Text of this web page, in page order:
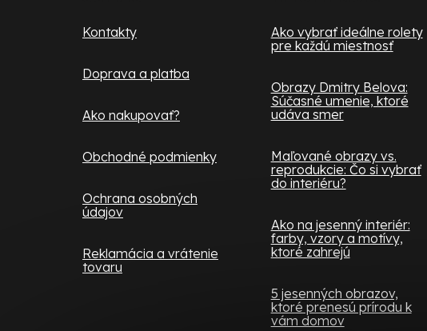
Kontakty
Doprava a platba
Ako nakupovať?
Obchodné podmienky
Ochrana osobných
údajov
Reklamácia a vrátenie
tovaru
Ako vybrať ideálne rolety
pre každú miestnosť
Obrazy Dmitry Belova:
Súčasné umenie, ktoré
udáva smer
Maľované obrazy vs.
reprodukcie: Čo si vybrať
do interiéru?
Ako na jesenný interiér:
farby, vzory a motívy,
ktoré zahrejú
5 jesenných obrazov,
ktoré prenesú prírodu k
vám domov